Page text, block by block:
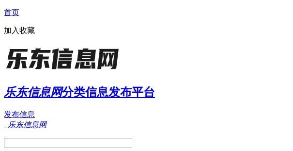
首页
加入收藏
乐东信息网分类信息发布平台
发布信息
乐东信息网